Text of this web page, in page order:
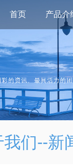
首页 产品介
我们--新